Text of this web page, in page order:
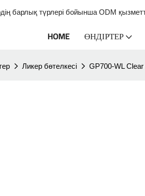
барлық түрлері бойынша ODM
HOME ӨНДІРТЕР
Ликер бөтелкесі GP700-WL